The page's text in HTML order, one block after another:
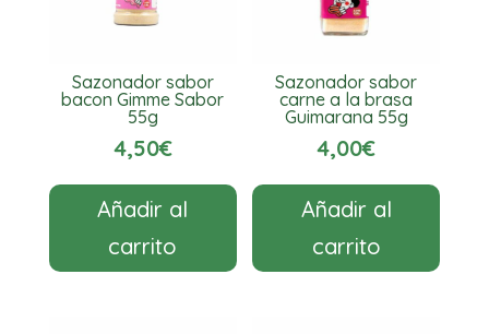
Sazonador sabor
bacon Gimme Sabor
55g
4,50€
Añadir al
carrito
Sazonador sabor
carne a la brasa
Guimarana 55g
4,00€
Añadir al
carrito